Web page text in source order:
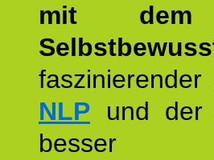
mit dem
NLP und der
besser